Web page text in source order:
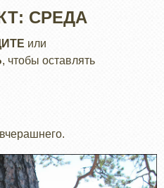
СРЕДА
или
, чтобы оставлять